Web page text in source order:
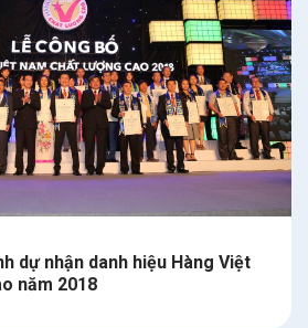
dự nhận danh hiệu Hàng Việt
năm 2018